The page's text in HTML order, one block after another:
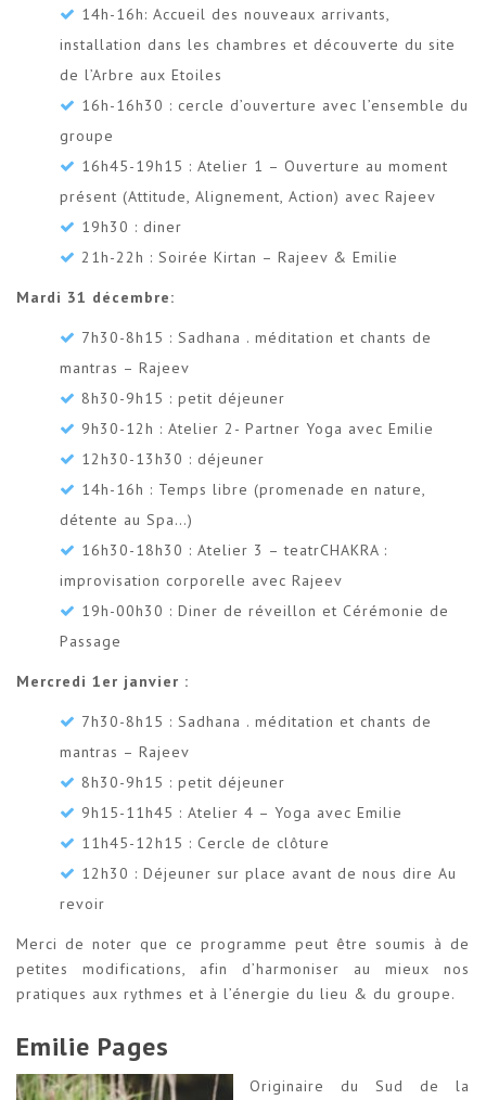
14h-16h: Accueil des nouveaux arrivants,
installation dans les chambres et découverte du site
de l’Arbre aux Etoiles
16h-16h30 : cercle d’ouverture avec l’ensemble du
groupe
16h45-19h15 : Atelier 1 – Ouverture au moment
présent (Attitude, Alignement, Action) avec Rajeev
19h30 : diner
21h-22h : Soirée Kirtan – Rajeev & Emilie
Mardi 31 décembre:
7h30-8h15 : Sadhana . méditation et chants de
mantras – Rajeev
8h30-9h15 : petit déjeuner
9h30-12h : Atelier 2- Partner Yoga avec Emilie
12h30-13h30 : déjeuner
14h-16h : Temps libre (promenade en nature,
détente au Spa…)
16h30-18h30 : Atelier 3 – teatrCHAKRA :
improvisation corporelle avec Rajeev
19h-00h30 : Diner de réveillon et Cérémonie de
Passage
Mercredi 1er janvier :
7h30-8h15 : Sadhana . méditation et chants de
mantras – Rajeev
8h30-9h15 : petit déjeuner
9h15-11h45 : Atelier 4 – Yoga avec Emilie
11h45-12h15 : Cercle de clôture
12h30 : Déjeuner sur place avant de nous dire Au
revoir
Merci de noter que ce programme peut être soumis à de
petites modifications, afin d’harmoniser au mieux nos
pratiques aux rythmes et à l’énergie du lieu & du groupe.
Emilie Pages
Originaire du Sud de la